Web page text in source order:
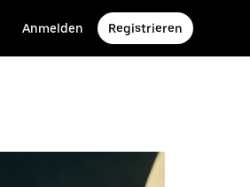
Anmelden Registrieren